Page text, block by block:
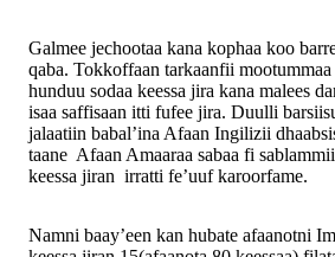
Galmee jechootaa kana kophaa koo
qaba. Tokkoffaan tarkaanfii
hunduu sodaa keessa jira kana malees
isaa saffisaan itti fufee jira. Duulli
jalaatiin babal’ina Afaan Ingilizii
taane Afaan Amaaraa sabaa fi
keessa jiran irratti fe’uuf karoorfame.
Namni baay’een kan hubate afaanotni